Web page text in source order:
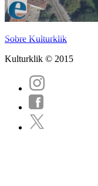
Sobre Kulturklik
Kulturklik © 2015